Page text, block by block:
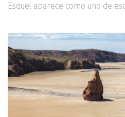
Esquel aparece como uno de